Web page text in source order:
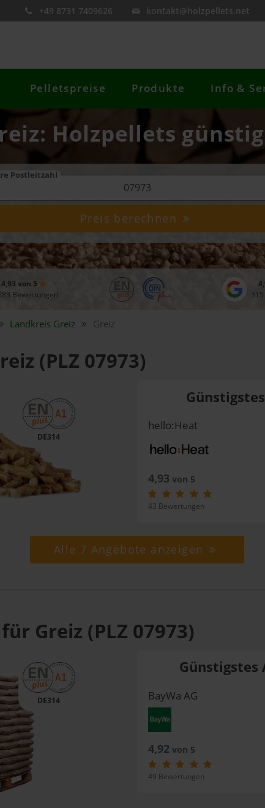
+49 8731 7409626 kontakt@holzpellets.net
Pelletspreise Produkte Info &
Holzpellets
Postleitzahl
Preis berechnen
4,93 von 5
Bewertungen
Landkreis Greiz Greiz
(PLZ 07973)
DE314
hello:Heat
4,93 von 5
43 Bewertungen
Alle 7 Angebote anzeigen
Greiz (PLZ 07973)
DE314
Günstigstes
BayWa AG
4,92von 5
49 Bewertungen